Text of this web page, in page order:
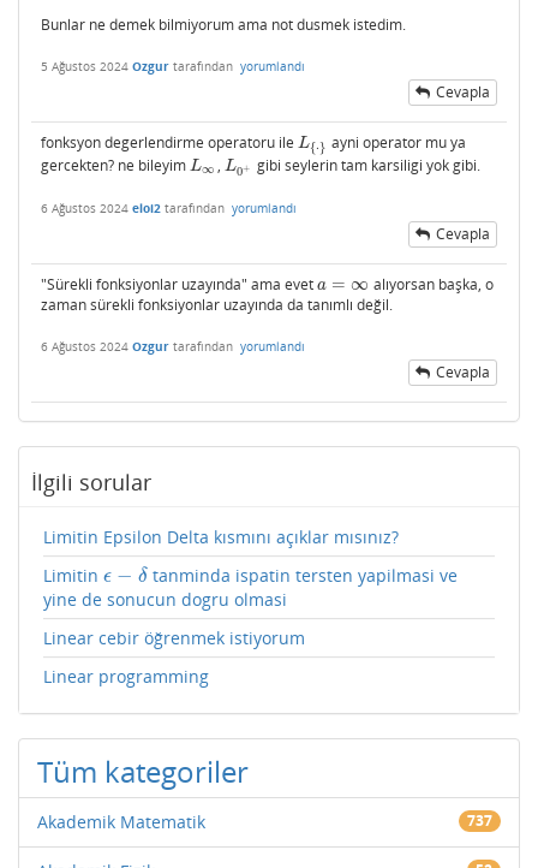
Bunlar ne demek bilmiyorum ama not dusmek istedim.
5 Ağustos 2024 Ozgur tarafından yorumlandı
Cevapla
fonksyon degerlendirme operatoru ile L{⋅}
L{⋅} ayni operator mu ya
gercekten? ne bileyim L∞
L∞ , L0+
L0+ gibi seylerin tam karsiligi yok gibi.
6 Ağustos 2024 eloi2 tarafından yorumlandı
Cevapla
"Sürekli fonksiyonlar uzayında" ama evet a = ∞
a=∞
alıyorsan başka, o
zaman sürekli fonksiyonlar uzayında da tanımlı değil.
6 Ağustos 2024 Ozgur tarafından yorumlandı
Cevapla
İlgili sorular
Limitin Epsilon Delta kısmını açıklar mısınız?
Limitin ϵ − δ
ϵ−δ
tanminda ispatin tersten yapilmasi ve
yine de sonucun dogru olmasi
Linear cebir öğrenmek istiyorum
Linear programming
Tüm kategoriler
Akademik Matematik 737